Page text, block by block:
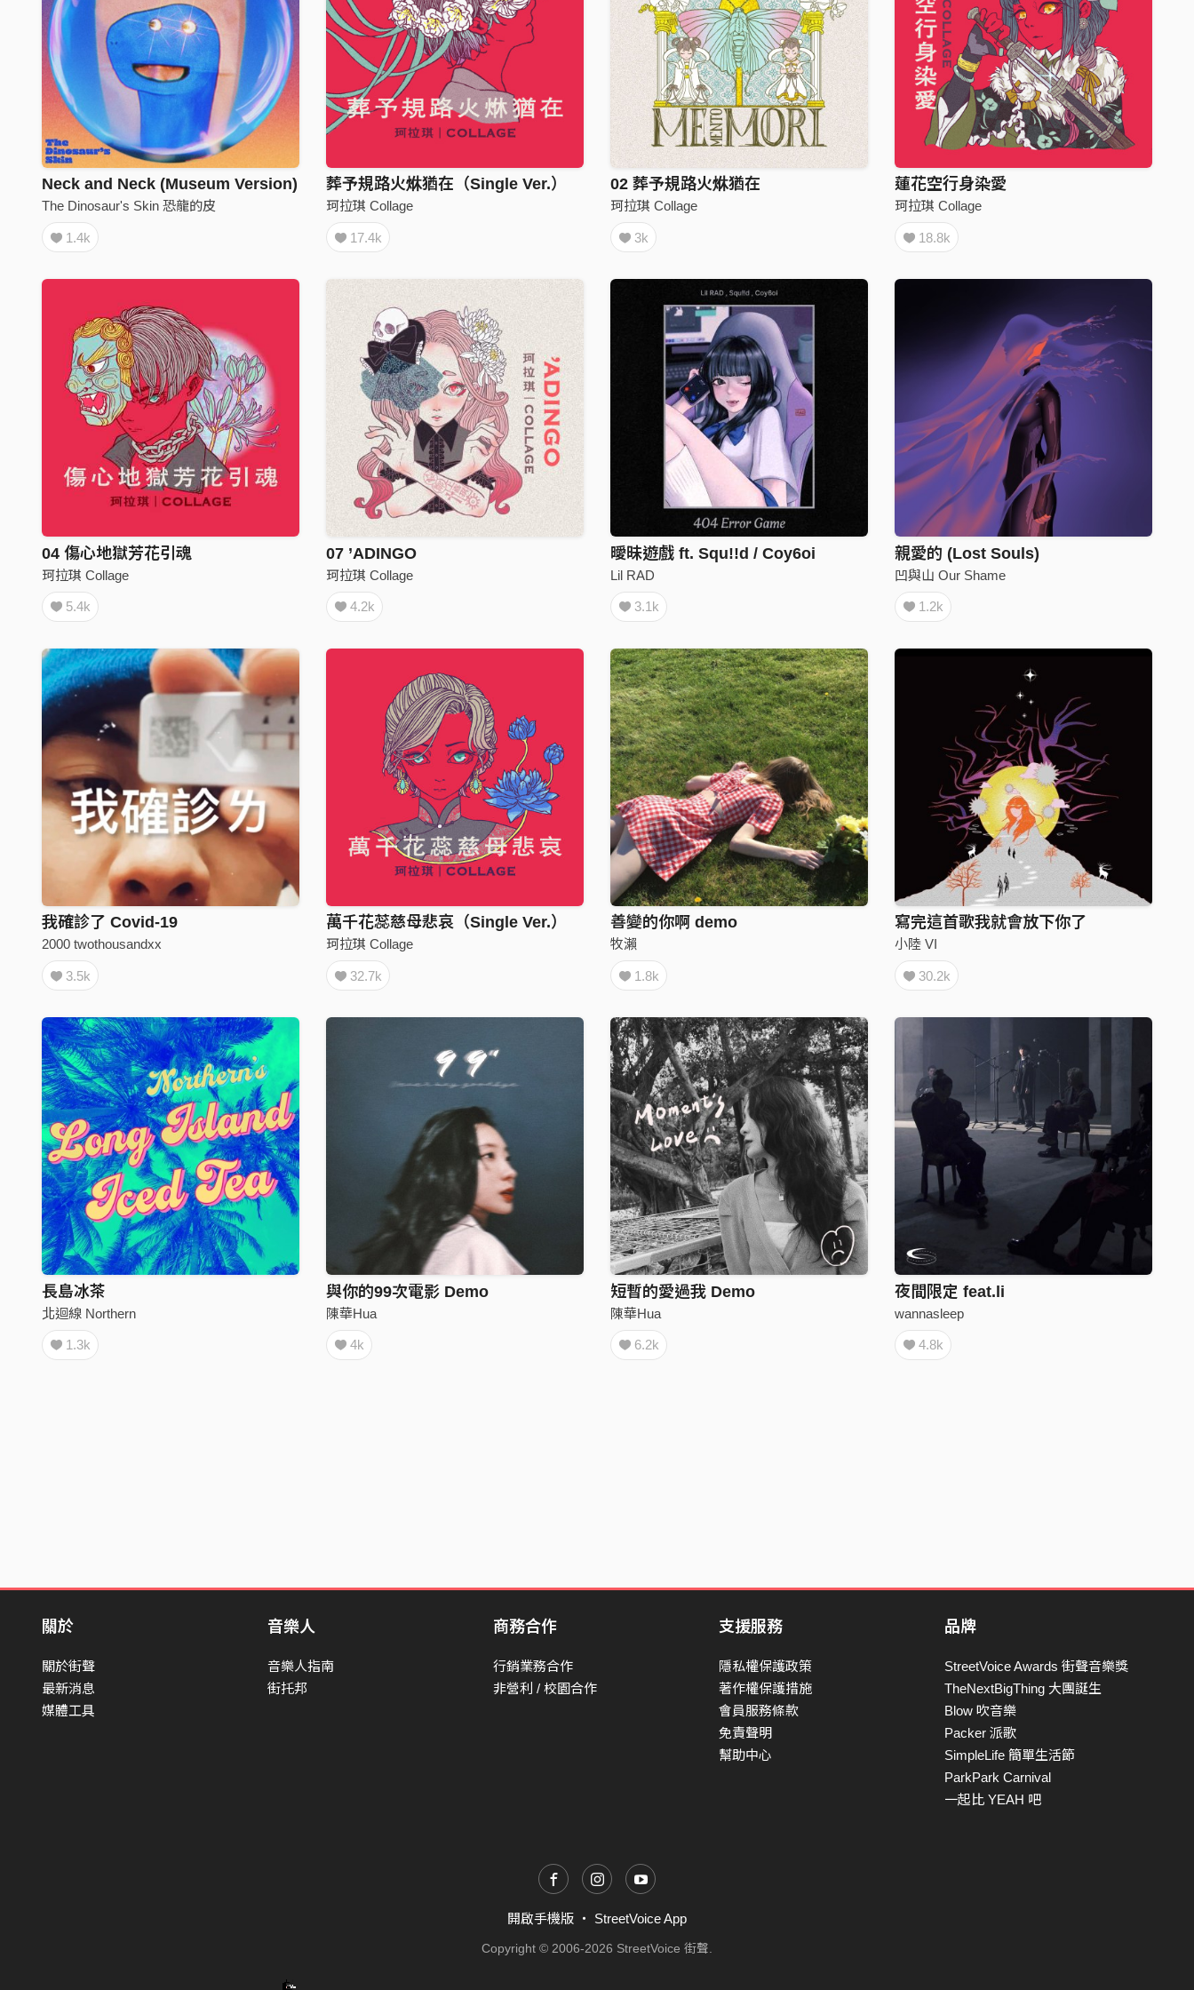
Neck and Neck (Museum Version)
The Dinosaur's Skin 恐龍的皮
1.4k
葬予規路火烌猶在（Single Ver.）
珂拉琪 Collage
17.4k
02 葬予規路火烌猶在
珂拉琪 Collage
3k
蓮花空行身染愛
珂拉琪 Collage
18.8k
04 傷心地獄芳花引魂
珂拉琪 Collage
5.4k
07 ’ADINGO
珂拉琪 Collage
4.2k
曖昧遊戲 ft. Squ!!d / Coy6oi
Lil RAD
3.1k
親愛的 (Lost Souls)
凹與山 Our Shame
1.2k
我確診了 Covid-19
2000 twothousandxx
3.5k
萬千花蕊慈母悲哀（Single Ver.）
珂拉琪 Collage
32.7k
善變的你啊 demo
牧瀨
1.8k
寫完這首歌我就會放下你了
小陸 VI
30.2k
長島冰茶
北迴線 Northern
1.3k
與你的99次電影 Demo
陳華Hua
4k
短暫的愛過我 Demo
陳華Hua
6.2k
夜間限定 feat.li
wannasleep
4.8k
關於
關於街聲
最新消息
媒體工具
音樂人
音樂人指南
街托邦
商務合作
行銷業務合作
非營利 / 校園合作
支援服務
隱私權保護政策
著作權保護措施
會員服務條款
免責聲明
幫助中心
品牌
StreetVoice Awards 街聲音樂獎
TheNextBigThing 大團誕生
Blow 吹音樂
Packer 派歌
SimpleLife 簡單生活節
ParkPark Carnival
一起比 YEAH 吧
開啟手機版 ・ StreetVoice App
Copyright © 2006-2026 StreetVoice 街聲.